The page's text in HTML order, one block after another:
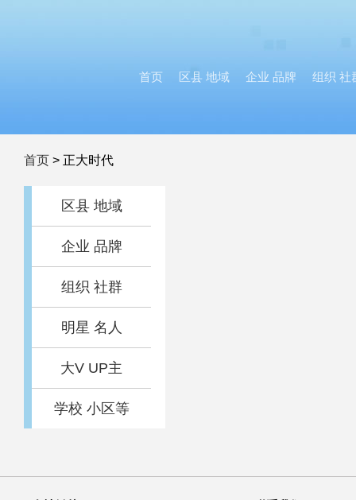
首页 区县 地域 企业 品牌 组织 社
首页 > 正大时代
区县 地域
企业 品牌
组织 社群
明星 名人
大V UP主
学校 小区等